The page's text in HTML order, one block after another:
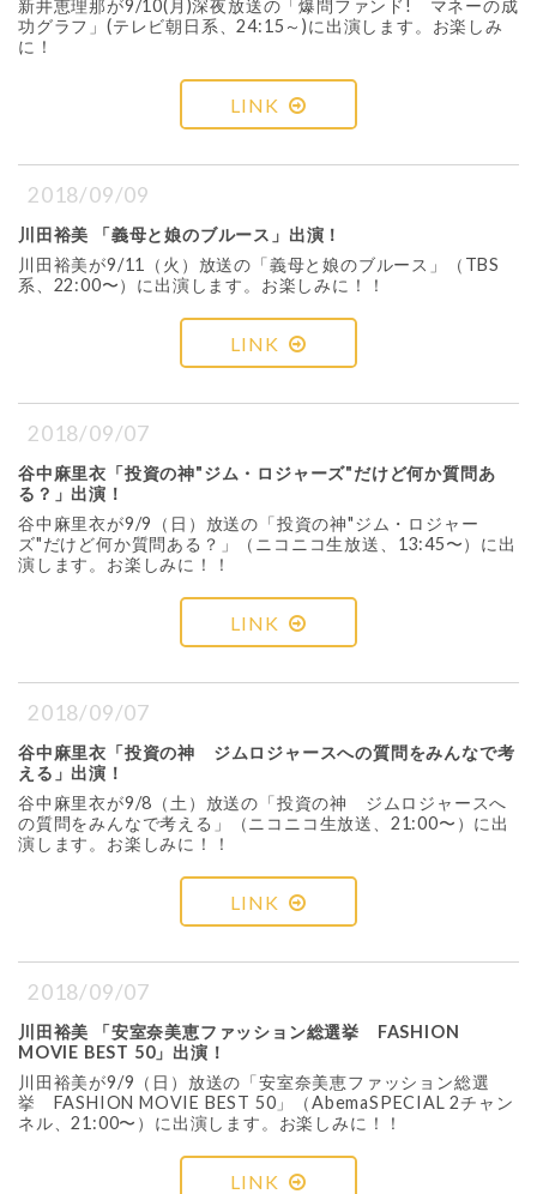
新井恵理那が9/10(月)深夜放送の「爆問ファンド! マネーの成
功グラフ」(テレビ朝日系、24:15～)に出演します。お楽しみ
に！
LINK
2018/09/09
川田裕美 「義母と娘のブルース」出演！
川田裕美が9/11（火）放送の「義母と娘のブルース」（TBS
系、22:00〜）に出演します。お楽しみに！！
LINK
2018/09/07
谷中麻里衣「投資の神"ジム・ロジャーズ"だけど何か質問あ
る？」出演！
谷中麻里衣が9/9（日）放送の「投資の神"ジム・ロジャー
ズ"だけど何か質問ある？」（ニコニコ生放送、13:45〜）に出
演します。お楽しみに！！
LINK
2018/09/07
谷中麻里衣「投資の神 ジムロジャースへの質問をみんなで考
える」出演！
谷中麻里衣が9/8（土）放送の「投資の神 ジムロジャースへ
の質問をみんなで考える」（ニコニコ生放送、21:00〜）に出
演します。お楽しみに！！
LINK
2018/09/07
川田裕美 「安室奈美恵ファッション総選挙 FASHION
MOVIE BEST 50」出演！
川田裕美が9/9（日）放送の「安室奈美恵ファッション総選
挙 FASHION MOVIE BEST 50」（AbemaSPECIAL 2チャン
ネル、21:00〜）に出演します。お楽しみに！！
LINK